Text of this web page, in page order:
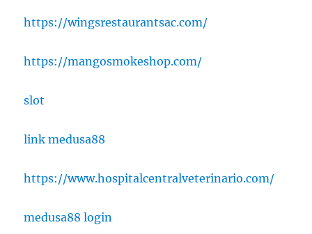
https://wingsrestaurantsac.com/
https://mangosmokeshop.com/
slot
link medusa88
https://www.hospitalcentralveterinario.com/
medusa88 login